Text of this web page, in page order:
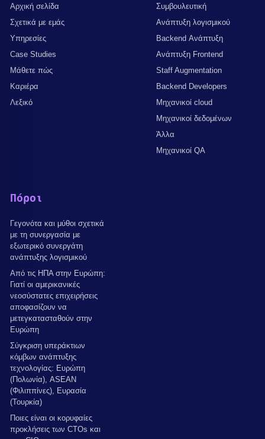
Αρχική σελίδα
Σχετικά με εμάς
Υπηρεσίες
Case Studies
Μάθετε πώς
Καριέρα
Λεξικό
Συμβουλευτική
Ανάπτυξη λογισμικού
Backend Ανάπτυξη
Ανάπτυξη Frontend
Staff Augmentation
Backend Developers
Μηχανικοί cloud
Μηχανικοί δεδομένων
Άλλα
Μηχανικοί QA
Πόροι
Γεγονότα και μύθοι σχετικά
με τη συνεργασία με
εξωτερικό συνεργάτη
ανάπτυξης λογισμικού
Από τις ΗΠΑ στην Ευρώπη:
Γιατί οι αμερικανικές
νεοσύστατες επιχειρήσεις
αποφασίζουν να
μετεγκατασταθούν στην
Ευρώπη
Σύγκριση υπεράκτιων
κόμβων ανάπτυξης
τεχνολογίας: Ευρώπη
(Πολωνία), ASEAN
(Φιλιππίνες), Ευρασία
(Τουρκία)
Ποιες είναι οι κορυφαίες
προκλήσεις των CTOs και